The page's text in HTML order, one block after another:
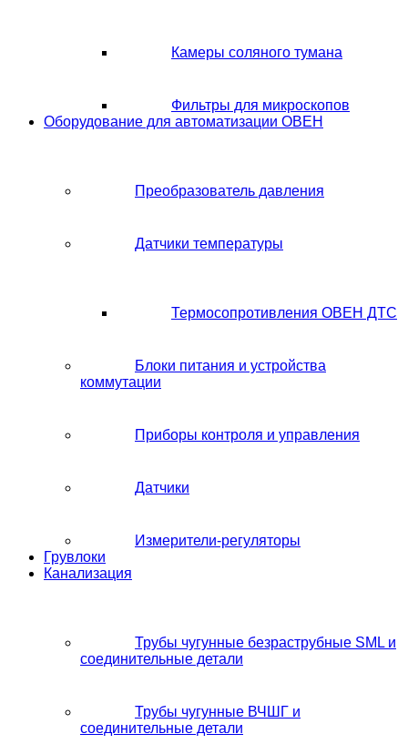
Камеры соляного тумана
Фильтры для микроскопов
Оборудование для автоматизации ОВЕН
Преобразователь давления
Датчики температуры
Термосопротивления ОВЕН ДТС
Блоки питания и устройства
коммутации
Приборы контроля и управления
Датчики
Измерители-регуляторы
Грувлоки
Канализация
Трубы чугунные безраструбные SML и
соединительные детали
Трубы чугунные ВЧШГ и
соединительные детали